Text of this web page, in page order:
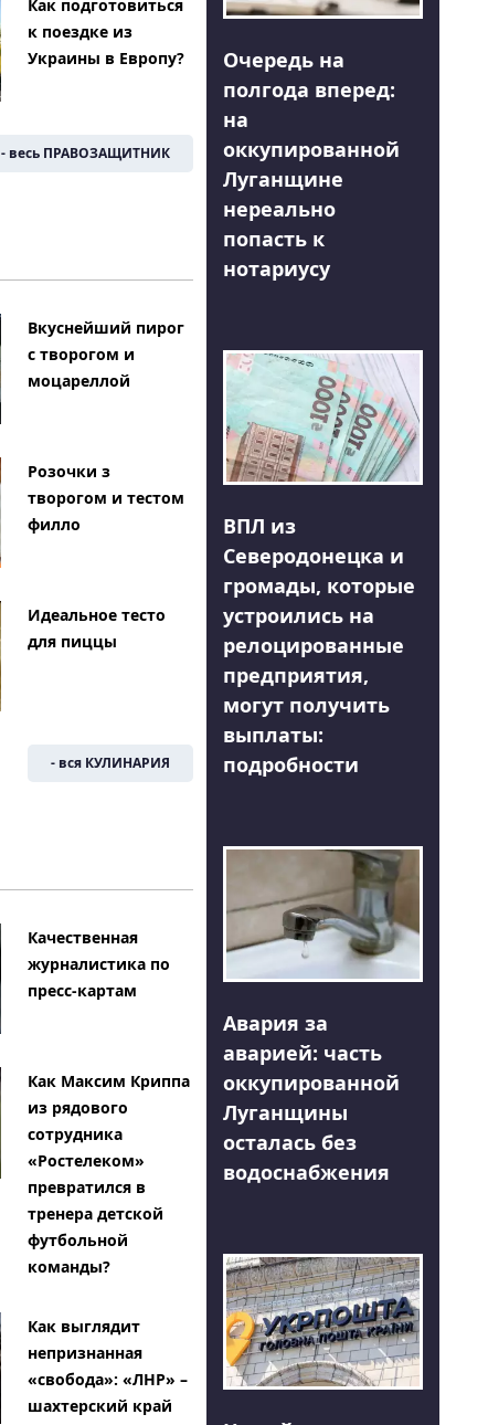
Как подготовиться
к поездке из
Украины в Европу?
- весь ПРАВОЗАЩИТНИК
Вкуснейший пирог
с творогом и
моцареллой
Розочки з
творогом и тестом
филло
Идеальное тесто
для пиццы
- вся КУЛИНАРИЯ
Качественная
журналистика по
пресс-картам
Как Максим Криппа
из рядового
сотрудника
«Ростелеком»
превратился в
тренера детской
футбольной
команды?
Как выглядит
непризнанная
«свобода»: «ЛНР» –
шахтерский край
Очередь на
полгода вперед:
на
оккупированной
Луганщине
нереально
попасть к
нотариусу
ВПЛ из
Северодонецка и
громады, которые
устроились на
релоцированные
предприятия,
могут получить
выплаты:
подробности
Авария за
аварией: часть
оккупированной
Луганщины
осталась без
водоснабжения